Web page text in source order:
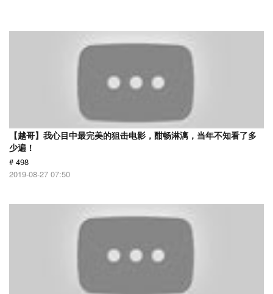
【越哥】我心目中最完美的狙击电影，酣畅淋漓，当年不知看了多
少遍！
# 498
2019-08-27 07:50